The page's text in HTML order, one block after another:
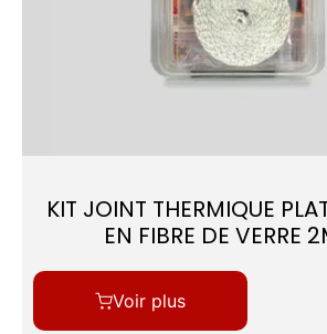
KIT JOINT THERMIQUE
EN FIBRE DE VERRE
Voir plus